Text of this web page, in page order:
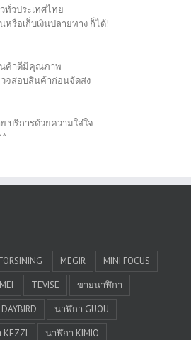
ทั่วประเทศไทย
หรือเก็บเงินปลายทาง ก็ได้!
ค้าดีมีคุณภาพ
วจสอบสินค้าก่อนจัดส่ง
บริการด้วยความใส่ใจ
FORSINING MEGIR
MINI FOCUS
TEVISE
ขายนาฬิกา
นาฬิกา GUOU
นาฬิกา KIMIO